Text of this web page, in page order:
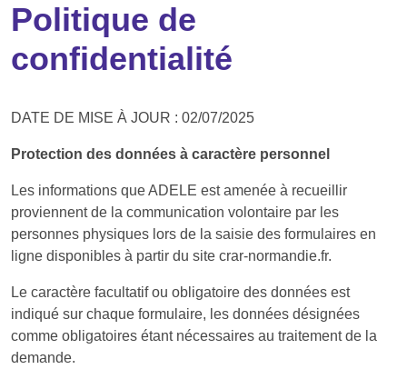
Politique de
confidentialité
DATE DE MISE À JOUR : 02/07/2025
Protection des données à caractère personnel
Les informations que ADELE est amenée à recueillir
proviennent de la communication volontaire par les
personnes physiques lors de la saisie des formulaires en
ligne disponibles à partir du site crar-normandie.fr.
Le caractère facultatif ou obligatoire des données est
indiqué sur chaque formulaire, les données désignées
comme obligatoires étant nécessaires au traitement de la
demande.